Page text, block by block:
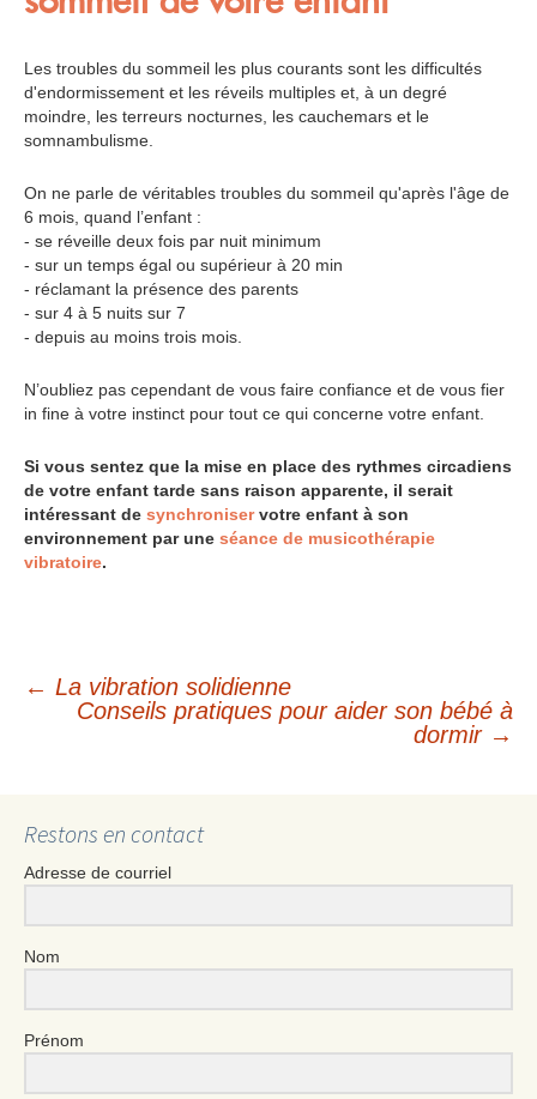
Les troubles du sommeil les plus courants sont les difficultés
d'endormissement et les réveils multiples et, à un degré
moindre, les terreurs nocturnes, les cauchemars et le
somnambulisme.
On ne parle de véritables troubles du sommeil qu'après l'âge de
6 mois, quand l’enfant :
- se réveille deux fois par nuit minimum
- sur un temps égal ou supérieur à 20 min
- réclamant la présence des parents
- sur 4 à 5 nuits sur 7
- depuis au moins trois mois.
N’oubliez pas cependant de vous faire confiance et de vous fier
in fine à votre instinct pour tout ce qui concerne votre enfant.
Si vous sentez que la mise en place des rythmes circadiens
de votre enfant tarde sans raison apparente, il serait
intéressant de synchroniservotre enfant à son
environnement par une séance de musicothérapie
vibratoire.
Navigation
articles
← La vibration solidienne
Conseils pratiques pour aider son bébé à
dormir →
Restons en contact
Adresse de courriel
Nom
Prénom